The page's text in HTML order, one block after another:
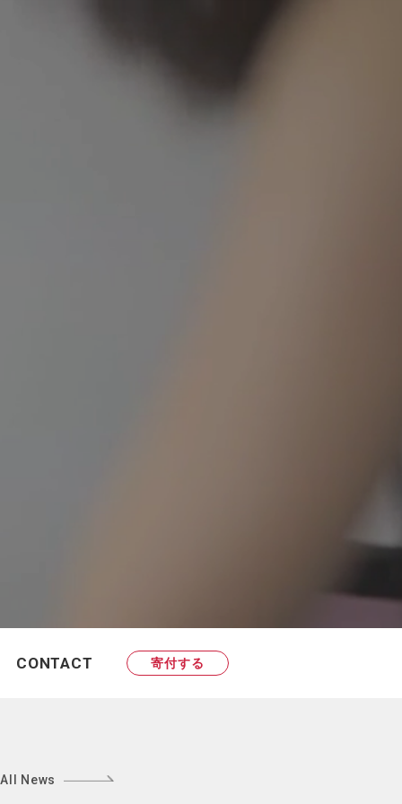
CONTACT 寄付する
All News